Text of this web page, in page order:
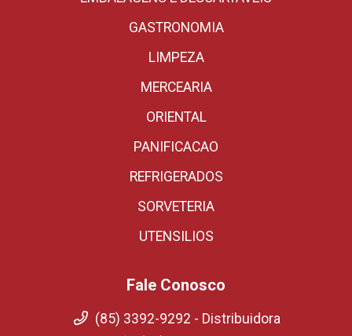
GASTRONOMIA
LIMPEZA
MERCEARIA
ORIENTAL
PANIFICACAO
REFRIGERADOS
SORVETERIA
UTENSILIOS
Fale Conosco
(85) 3392-9292 - Distribuidora